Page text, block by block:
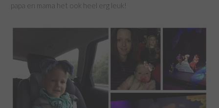
papa en mama het ook heel erg leuk!